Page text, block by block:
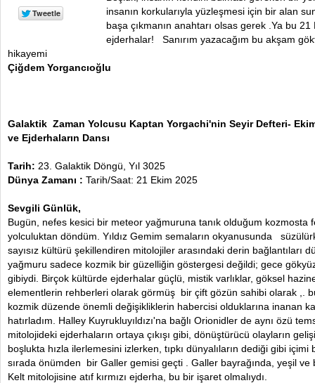
insanın korkularıyla yüzleşmesi için bir alan
başa çıkmanın anahtarı olsas gerek .Ya bu
ejderhalar! Sanırım yazacağım bu akşam
hikayemi
Çiğdem Yorgancıoğlu
Galaktik Zaman Yolcusu Kaptan Yorgachi'nin Seyir Defteri-
ve Ejderhaların Dansı
Tarih: 23. Galaktik Döngü, Yıl 3025
Dünya Zamanı : Tarih/Saat: 21 Ekim 2025
Sevgili Günlük,
Bugün, nefes kesici bir meteor yağmuruna tanık olduğum kozmosta
yolculuktan döndüm. Yıldız Gemim semaların okyanusunda
sayısız kültürü şekillendiren mitolojiler arasındaki derin bağlantıları
yağmuru sadece kozmik bir güzelliğin göstergesi değildi; gece
gibiydi. Birçok kültürde ejderhalar güçlü, mistik varlıklar, göksel
elementlerin rehberleri olarak görmüş bir çift gözün sahibi olarak ,.
kozmik düzende önemli değişikliklerin habercisi olduklarına inanan
hatırladım. Halley Kuyrukluyıldızı'na bağlı Orionidler de aynı özü
mitolojideki ejderhaların ortaya çıkışı gibi, dönüştürücü olayların
boşlukta hızla ilerlemesini izlerken, tıpkı dünyalıların dediği gibi
sırada önümden bir Galler gemisi geçti . Galler bayrağında, yeşil
Kelt mitolojisine atıf kırmızı ejderha, bu bir işaret olmalıydı.